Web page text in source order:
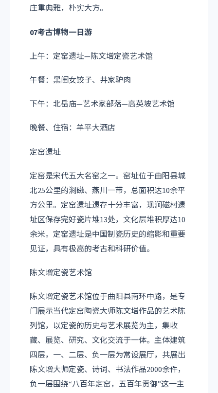
庄重典雅，朴实大方。
07考古博物一日游
上午：定窑遗址—陈文增定瓷艺术馆
午餐：黑闺女饺子、井家驴肉
下午：北岳庙—艺术家部落—高英坡艺术馆
晚餐、住宿：羊平大酒店
定窑遗址
定窑是宋代五大名窑之一。窑址位于曲阳县城
北25公里的涧磁、燕川一带，总面积达10余平
方公里。定窑遗址遗存十分丰富，现涧磁村遗
址区保存完好瓷片堆13处，文化层堆积厚达10
余米。定窑遗址是中国制瓷历史的缩影和重要
见证，具有极高的考古和科研价值。
陈文增定瓷艺术馆
陈文增定瓷艺术馆位于曲阳县南环中路，是专
门展示当代定窑陶瓷大师陈文增作品的艺术陈
列馆，以定瓷的历史与艺术展览为主，集收
藏、展览、研究、文化交流于一体。主体建筑
四层，一、二层、负一层为常设展厅，共展出
陈文增大师定瓷、诗词、书法作品2000余件，
负一层围绕“八百年定窑，五百年贡御”这一主